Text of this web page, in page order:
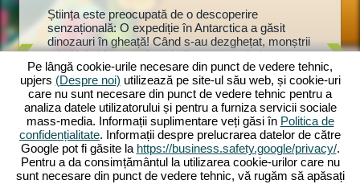
o
vor
zoo.
și
le cu
Știința este preocupată de o descoperire
senzațională: O expediție în Antarctica a găsit
dinozauri în gheață! Când s-au dezghețat, monștrii
primitivi chiar au prins viață - acum trebuie
construit rapid un parc de dinozauri cu anexe
adecvate. Cercetătorul Dr. Walter Müller vă ajută,
deoarece a bănuit întotdeauna că dinozaurii
înghețați ar putea fi readuși la viață. Va afla și el
secretul soției sale dispărute? Începe acum
aventura ta preistorică cu Dinosaur Park: Primeval
Zoo!
parc
mulțime
și jucării
anexele
mulți
devine
investi
Pe lângă cookie-urile necesare din punct de vedere tehnic,
upjers (Despre noi) utilizează pe site-ul său web, și cookie-uri
care nu sunt necesare din punct de vedere tehnic pentru a
analiza datele utilizatorului și pentru a furniza servicii sociale
mass-media. Informații suplimentare veți găsi în Politica de
confidențialitate. Informații despre prelucrarea datelor de către
Google pot fi găsite la https://business.safety.google/privacy/.
Pentru a da consimțământul la utilizarea cookie-urilor care nu
sunt necesare din punct de vedere tehnic, vă rugăm să apăsați